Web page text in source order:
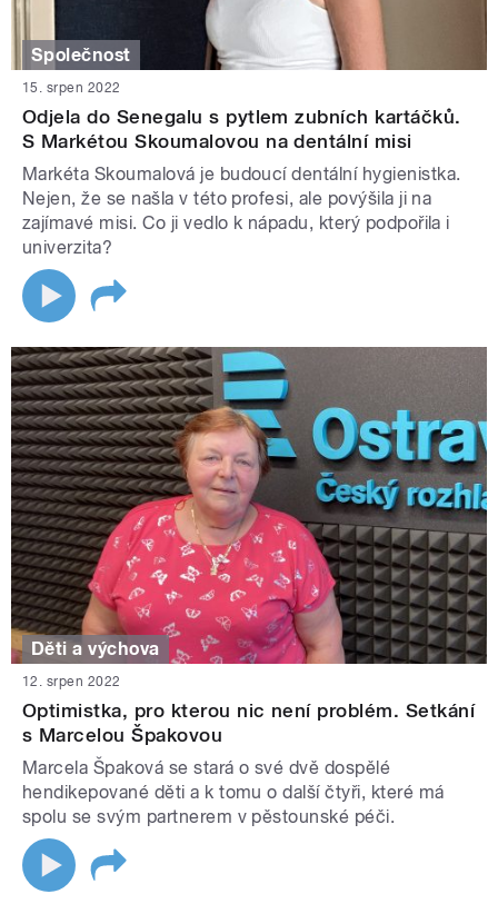
Společnost
15. srpen 2022
Odjela do Senegalu s pytlem zubních kartáčků.
S Markétou Skoumalovou na dentální misi
Markéta Skoumalová je budoucí dentální hygienistka.
Nejen, že se našla v této profesi, ale povýšila ji na
zajímavé misi. Co ji vedlo k nápadu, který podpořila i
univerzita?
Děti a výchova
12. srpen 2022
Optimistka, pro kterou nic není problém. Setkání
s Marcelou Špakovou
Marcela Špaková se stará o své dvě dospělé
hendikepované děti a k tomu o další čtyři, které má
spolu se svým partnerem v pěstounské péči.